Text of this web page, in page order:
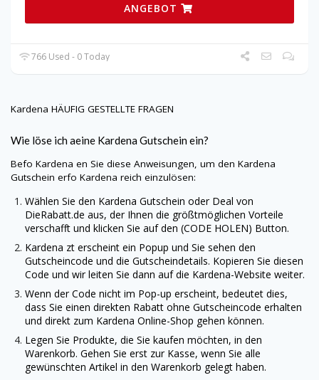
ANGEBOT
766 Used - 0 Today
Kardena HÄUFIG GESTELLTE FRAGEN
Wie löse ich aeine KardenaGutschein ein?
Befo Kardena en Sie diese Anweisungen, um den Kardena
Gutschein erfo Kardena reich einzulösen:
Wählen Sie den Kardena Gutschein oder Deal von
DieRabatt.de aus, der Ihnen die größtmöglichen Vorteile
verschafft und klicken Sie auf den (CODE HOLEN) Button.
Kardena zt erscheint ein Popup und Sie sehen den
Gutscheincode und die Gutscheindetails. Kopieren Sie diesen
Code und wir leiten Sie dann auf die Kardena-Website weiter.
Wenn der Code nicht im Pop-up erscheint, bedeutet dies,
dass Sie einen direkten Rabatt ohne Gutscheincode erhalten
und direkt zum Kardena Online-Shop gehen können.
Legen Sie Produkte, die Sie kaufen möchten, in den
Warenkorb. Gehen Sie erst zur Kasse, wenn Sie alle
gewünschten Artikel in den Warenkorb gelegt haben.